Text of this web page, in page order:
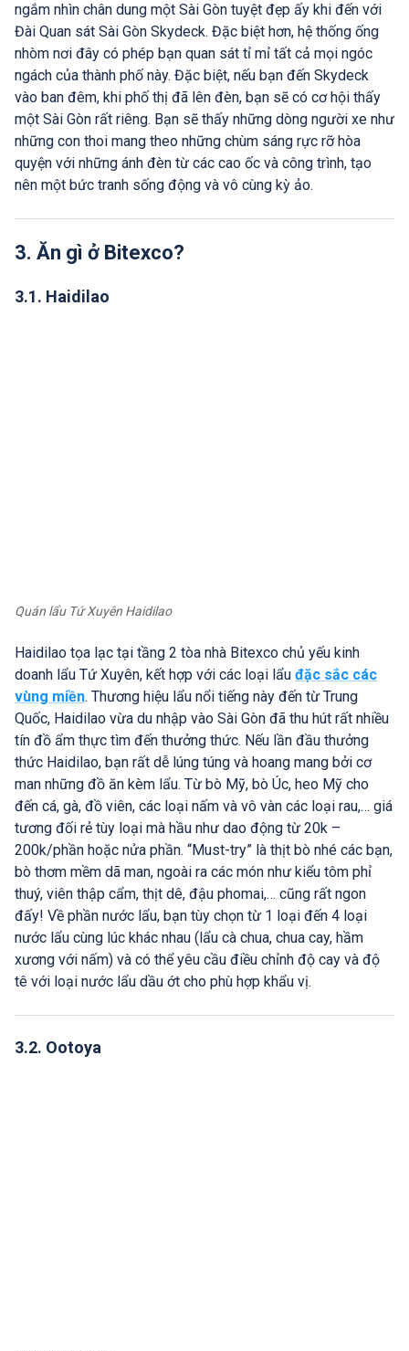
ngắm nhìn chân dung một Sài Gòn tuyệt đẹp ấy khi đến với
Đài Quan sát Sài Gòn Skydeck. Đặc biệt hơn, hệ thống ống
nhòm nơi đây có phép bạn quan sát tỉ mỉ tất cả mọi ngóc
ngách của thành phố này. Đặc biệt, nếu bạn đến Skydeck
vào ban đêm, khi phố thị đã lên đèn, bạn sẽ có cơ hội thấy
một Sài Gòn rất riêng. Bạn sẽ thấy những dòng người xe như
những con thoi mang theo những chùm sáng rực rỡ hòa
quyện với những ánh đèn từ các cao ốc và công trình, tạo
nên một bức tranh sống động và vô cùng kỳ ảo.
3. Ăn gì ở Bitexco?
3.1. Haidilao
Quán lẩu Tứ Xuyên Haidilao
Haidilao tọa lạc tại tầng 2 tòa nhà Bitexco chủ yếu kinh
doanh lẩu Tứ Xuyên, kết hợp với các loại lẩu đặc sắc các
vùng miền. Thương hiệu lẩu nổi tiếng này đến từ Trung
Quốc, Haidilao vừa du nhập vào Sài Gòn đã thu hút rất nhiều
tín đồ ẩm thực tìm đến thưởng thức. Nếu lần đầu thưởng
thức Haidilao, bạn rất dễ lúng túng và hoang mang bởi cơ
man những đồ ăn kèm lẩu. Từ bò Mỹ, bò Úc, heo Mỹ cho
đến cá, gà, đồ viên, các loại nấm và vô vàn các loại rau,… giá
tương đối rẻ tùy loại mà hầu như dao động từ 20k –
200k/phần hoặc nửa phần. “Must-try” là thịt bò nhé các bạn,
bò thơm mềm dã man, ngoài ra các món như kiểu tôm phỉ
thuý, viên thập cẩm, thịt dê, đậu phomai,… cũng rất ngon
đấy! Về phần nước lẩu, bạn tùy chọn từ 1 loại đến 4 loại
nước lẩu cùng lúc khác nhau (lẩu cà chua, chua cay, hầm
xương với nấm) và có thể yêu cầu điều chỉnh độ cay và độ
tê với loại nước lẩu dầu ớt cho phù hợp khẩu vị.
3.2. Ootoya